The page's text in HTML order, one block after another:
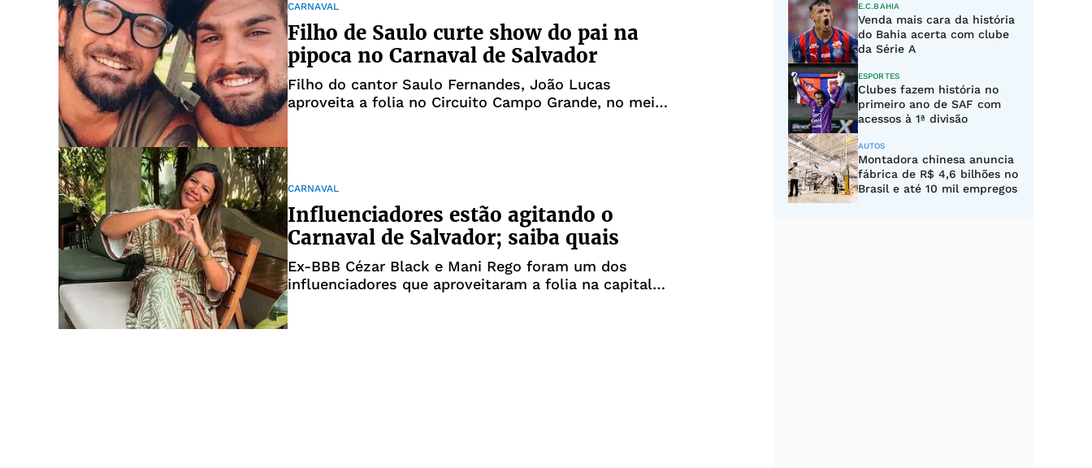
CARNAVAL
Filho de Saulo curte show do pai na
pipoca no Carnaval de Salvador
Filho do cantor Saulo Fernandes, João Lucas
aproveita a folia no Circuito Campo Grande, no meio
CARNAVAL
Influenciadores estão agitando o
Carnaval de Salvador; saiba quais
Ex-BBB Cézar Black e Mani Rego foram um dos
influenciadores que aproveitaram a folia na capital
E.C.BAHIA
Venda mais cara da história
do Bahia acerta com clube
da Série A
ESPORTES
Clubes fazem história no
primeiro ano de SAF com
acessos à 1ª divisão
AUTOS
Montadora chinesa anuncia
fábrica de R$ 4,6 bilhões no
Brasil e até 10 mil empregos